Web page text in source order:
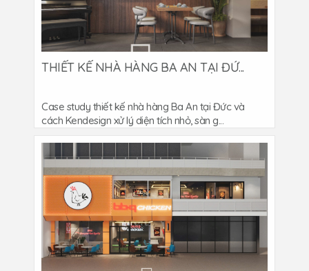
THIẾT KẾ NHÀ HÀNG BA AN TẠI ĐỨ...
Case study thiết kế nhà hàng Ba An tại Đức và
cách Kendesign xử lý diện tích nhỏ, sàn g...